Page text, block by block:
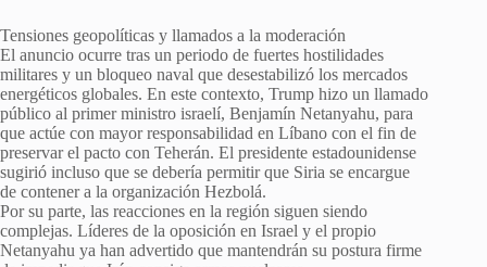
Tensiones geopolíticas y llamados a la moderación
El anuncio ocurre tras un periodo de fuertes hostilidades
militares y un bloqueo naval que desestabilizó los mercados
energéticos globales. En este contexto, Trump hizo un llamado
público al primer ministro israelí, Benjamín Netanyahu, para
que actúe con mayor responsabilidad en Líbano con el fin de
preservar el pacto con Teherán. El presidente estadounidense
sugirió incluso que se debería permitir que Siria se encargue
de contener a la organización Hezbolá.
Por su parte, las reacciones en la región siguen siendo
complejas. Líderes de la oposición en Israel y el propio
Netanyahu ya han advertido que mantendrán su postura firme